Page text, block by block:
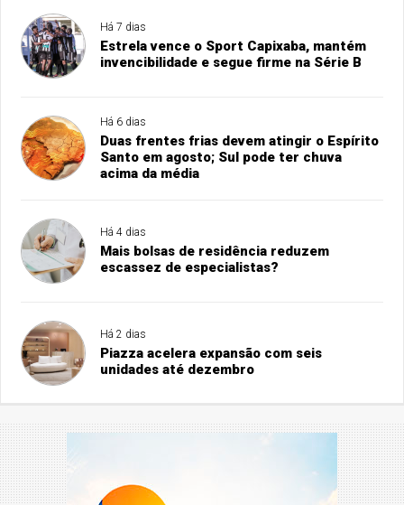
Há 7 dias
Estrela vence o Sport Capixaba, mantém
invencibilidade e segue firme na Série B
Há 6 dias
Duas frentes frias devem atingir o Espírito
Santo em agosto; Sul pode ter chuva
acima da média
Há 4 dias
Mais bolsas de residência reduzem
escassez de especialistas?
Há 2 dias
Piazza acelera expansão com seis
unidades até dezembro